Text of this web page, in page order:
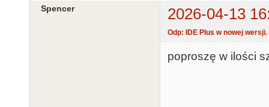
Spencer 2026-04-13
Odp: IDE Plus w nowej wersji.
poproszę w ilości